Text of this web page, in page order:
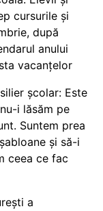
cursurile și
după
anului
vacanțelor
școlar: Este
i lăsăm pe
Suntem prea
și să-i
ceea ce fac
a